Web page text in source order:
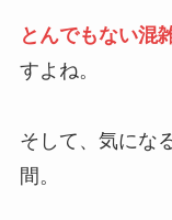
とんでもない混
すよね。
そして、気にな
間。